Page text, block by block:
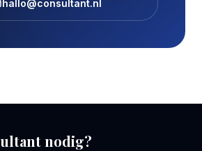
hallo@consultant.nl
nodig?